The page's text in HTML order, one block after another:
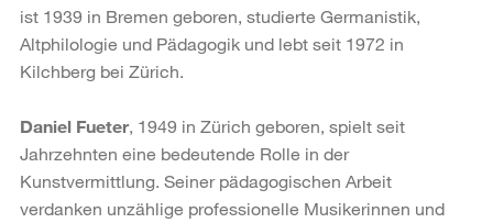
ist 1939 in Bremen geboren, studierte Germanistik,
Altphilologie und Pädagogik und lebt seit 1972 in
Kilchberg bei Zürich.
Daniel Fueter, 1949 in Zürich geboren, spielt seit
Jahrzehnten eine bedeutende Rolle in der
Kunstvermittlung. Seiner pädagogischen Arbeit
verdanken unzählige professionelle Musikerinnen und